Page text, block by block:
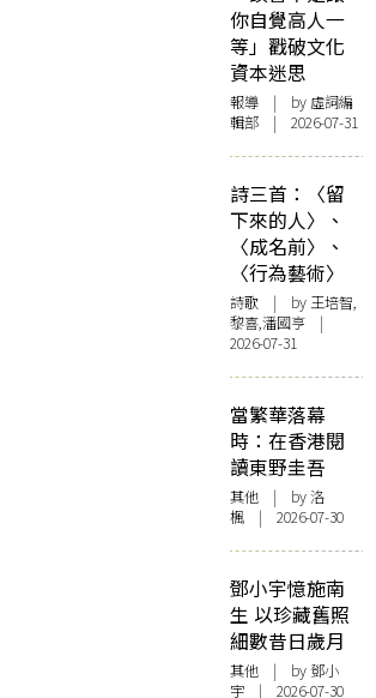
你自覺高人一
等」戳破文化
資本迷思
報導 | by 虛詞編
輯部 | 2026-07-31
詩三首：〈留
下來的人〉、
〈成名前〉、
〈行為藝術〉
詩歌 | by 王培智,
黎喜,潘國亨 |
2026-07-31
當繁華落幕
時：在香港閱
讀東野圭吾
其他 | by洛
楓 | 2026-07-30
鄧小宇憶施南
生 以珍藏舊照
細數昔日歲月
其他 | by 鄧小
宇 | 2026-07-30